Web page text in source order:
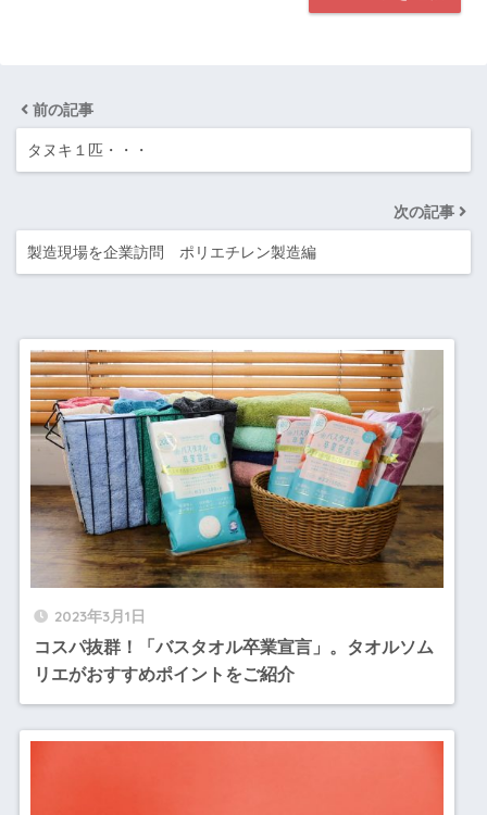
前の記事
タヌキ１匹・・・
次の記事
製造現場を企業訪問 ポリエチレン製造編
2023年3月1日
コスパ抜群！「バスタオル卒業宣言」。タオルソム
リエがおすすめポイントをご紹介